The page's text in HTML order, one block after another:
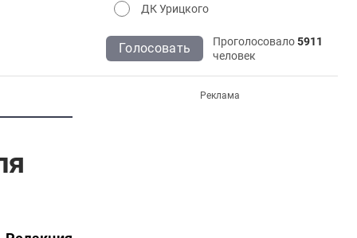
ДК Урицкого
Голосовать Проголосовало5911
человек
Реклама